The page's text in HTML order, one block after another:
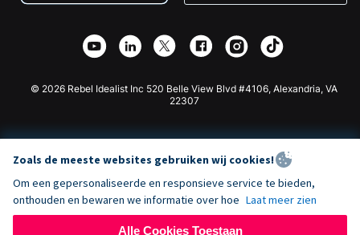
Affiliate Partnerschap
Webflow Donatie App
Joomla Donatie
© 2026 Rebel Idealist Inc 520 Belle View Blvd #4106, Alexandria, VA
22307
Zoals de meeste websites gebruiken wij cookies!
Om een gepersonaliseerde en responsieve service te bieden,
onthouden en bewaren we informatie over hoe Laat meer zien
Alle Cookies Toestaan